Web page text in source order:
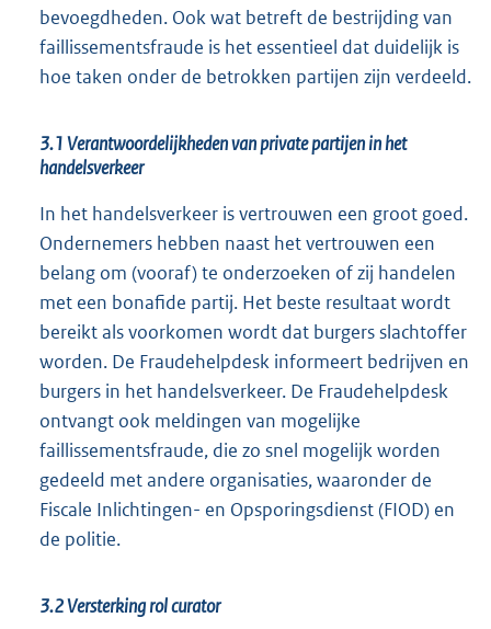
bevoegdheden. Ook wat betreft de bestrijding van
faillissementsfraude is het essentieel dat duidelijk is
hoe taken onder de betrokken partijen zijn verdeeld.
3.1 Verantwoordelijkheden van private partijen in het
handelsverkeer
In het handelsverkeer is vertrouwen een groot goed.
Ondernemers hebben naast het vertrouwen een
belang om (vooraf) te onderzoeken of zij handelen
met een bonafide partij. Het beste resultaat wordt
bereikt als voorkomen wordt dat burgers slachtoffer
worden. De Fraudehelpdesk informeert bedrijven en
burgers in het handelsverkeer. De Fraudehelpdesk
ontvangt ook meldingen van mogelijke
faillissementsfraude, die zo snel mogelijk worden
gedeeld met andere organisaties, waaronder de
Fiscale Inlichtingen- en Opsporingsdienst (FIOD) en
de politie.
3.2 Versterking rol curator